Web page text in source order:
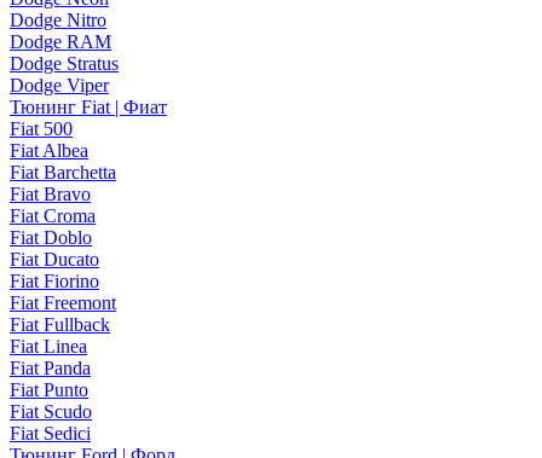
Dodge Nitro
Dodge RAM
Dodge Stratus
Dodge Viper
Тюнинг Fiat | Фиат
Fiat 500
Fiat Albea
Fiat Barchetta
Fiat Bravo
Fiat Croma
Fiat Doblo
Fiat Ducato
Fiat Fiorino
Fiat Freemont
Fiat Fullback
Fiat Linea
Fiat Panda
Fiat Punto
Fiat Scudo
Fiat Sedici